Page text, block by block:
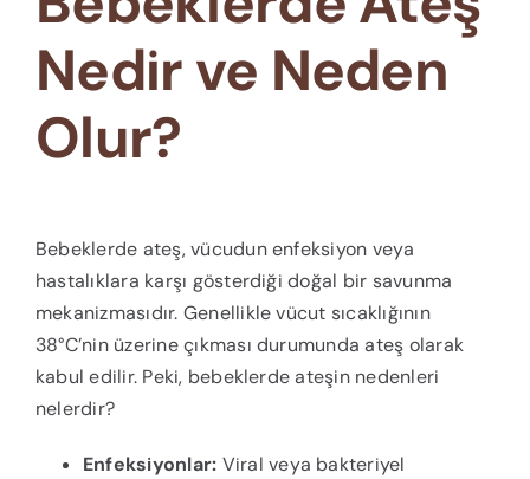
Nedir ve Neden
Olur?
Bebeklerde ateş, vücudun enfeksiyon veya
hastalıklara karşı gösterdiği doğal bir savunma
mekanizmasıdır. Genellikle vücut sıcaklığının
38°C’nin üzerine çıkması durumunda ateş olarak
kabul edilir. Peki, bebeklerde ateşin nedenleri
nelerdir?
Enfeksiyonlar: Viral veya bakteriyel